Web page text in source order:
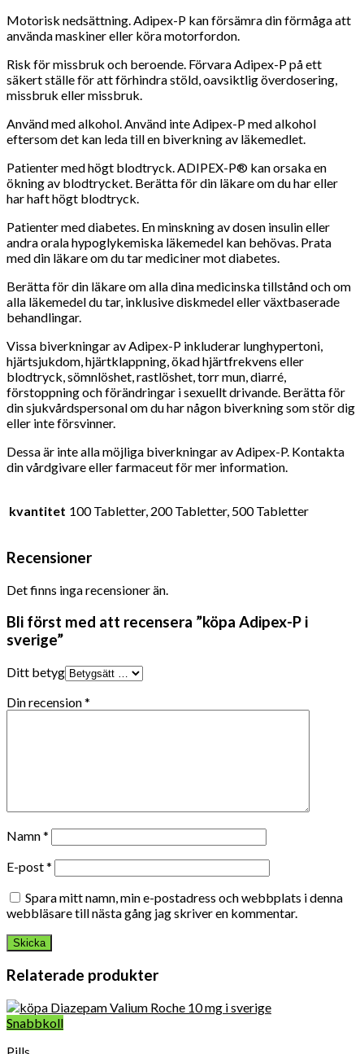
Motorisk nedsättning. Adipex-P kan försämra din förmåga att
använda maskiner eller köra motorfordon.
Risk för missbruk och beroende. Förvara Adipex-P på ett
säkert ställe för att förhindra stöld, oavsiktlig överdosering,
missbruk eller missbruk.
Använd med alkohol. Använd inte Adipex-P med alkohol
eftersom det kan leda till en biverkning av läkemedlet.
Patienter med högt blodtryck. ADIPEX-P® kan orsaka en
ökning av blodtrycket. Berätta för din läkare om du har eller
har haft högt blodtryck.
Patienter med diabetes. En minskning av dosen insulin eller
andra orala hypoglykemiska läkemedel kan behövas. Prata
med din läkare om du tar mediciner mot diabetes.
Berätta för din läkare om alla dina medicinska tillstånd och om
alla läkemedel du tar, inklusive diskmedel eller växtbaserade
behandlingar.
Vissa biverkningar av Adipex-P inkluderar lunghypertoni,
hjärtsjukdom, hjärtklappning, ökad hjärtfrekvens eller
blodtryck, sömnlöshet, rastlöshet, torr mun, diarré,
förstoppning och förändringar i sexuellt drivande. Berätta för
din sjukvårdspersonal om du har någon biverkning som stör dig
eller inte försvinner.
Dessa är inte alla möjliga biverkningar av Adipex-P. Kontakta
din vårdgivare eller farmaceut för mer information.
kvantitet 100 Tabletter, 200 Tabletter, 500 Tabletter
Recensioner
Det finns inga recensioner än.
Bli först med att recensera ”köpa Adipex-P i
sverige”
Ditt betyg
Din recension*
Namn*
E-post*
Spara mitt namn, min e-postadress och webbplats i denna
webbläsare till nästa gång jag skriver en kommentar.
Relaterade produkter
Snabbkoll